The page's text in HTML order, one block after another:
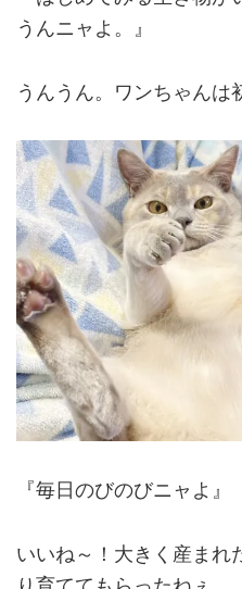
うんニャよ。』
うんうん。ワンちゃんは
『毎日のびのびニャよ』
いいね～！大きく産まれ